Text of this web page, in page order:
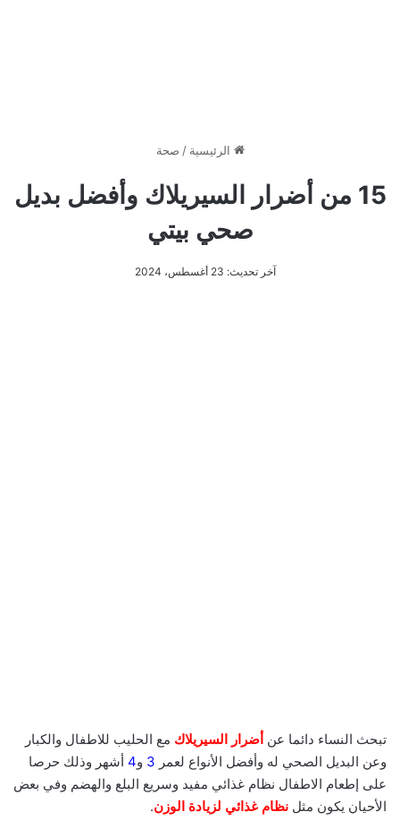
الرئيسية / صحة
15 من أضرار السيريلاك وأفضل بديل
صحي بيتي
آخر تحديث: 23 أغسطس، 2024
تبحث النساء دائما عن أضرار السيريلاك مع الحليب للاطفال والكبار
وعن البديل الصحي له وأفضل الأنواع لعمر 3 و4 أشهر وذلك حرصا
على إطعام الاطفال نظام غذائي مفيد وسريع البلع والهضم وفي بعض
الأحيان يكون مثل نظام غذائي لزيادة الوزن.